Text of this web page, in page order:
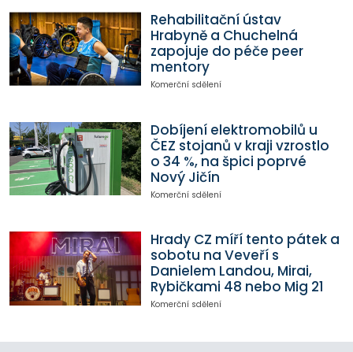
Rehabilitační ústav
Hrabyně a Chuchelná
zapojuje do péče peer
mentory
Komerční sdělení
Dobíjení elektromobilů u
ČEZ stojanů v kraji vzrostlo
o 34 %, na špici poprvé
Nový Jičín
Komerční sdělení
Hrady CZ míří tento pátek a
sobotu na Veveří s
Danielem Landou, Mirai,
Rybičkami 48 nebo Mig 21
Komerční sdělení